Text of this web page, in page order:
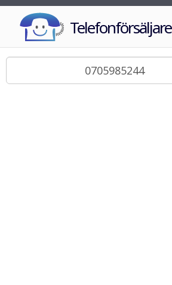
Telefonförsäljare